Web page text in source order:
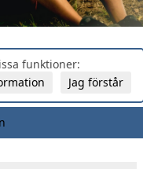
funktioner:
Jag förstår